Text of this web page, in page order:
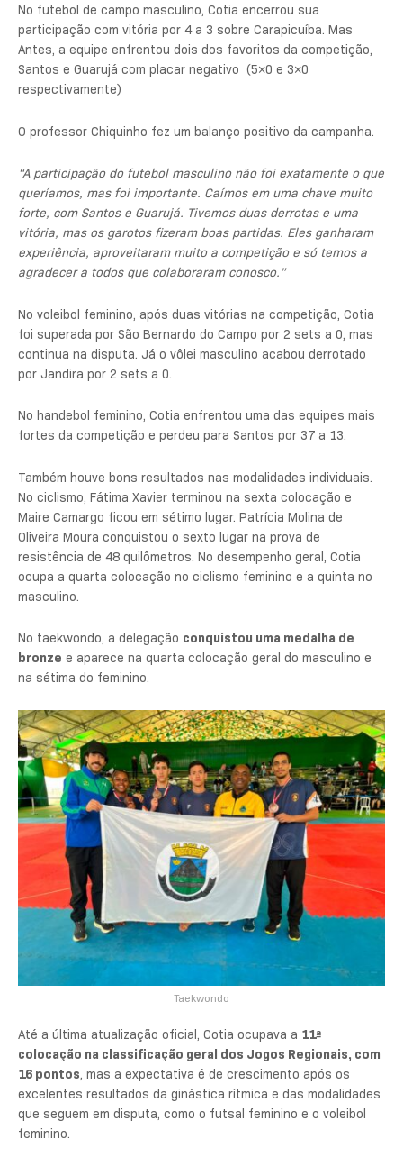
No futebol de campo masculino, Cotia encerrou sua
participação com vitória por 4 a 3 sobre Carapicuíba. Mas
Antes, a equipe enfrentou dois dos favoritos da competição,
Santos e Guarujá com placar negativo (5×0 e 3×0
respectivamente)
O professor Chiquinho fez um balanço positivo da campanha.
“A participação do futebol masculino não foi exatamente o que
queríamos, mas foi importante. Caímos em uma chave muito
forte, com Santos e Guarujá. Tivemos duas derrotas e uma
vitória, mas os garotos fizeram boas partidas. Eles ganharam
experiência, aproveitaram muito a competição e só temos a
agradecer a todos que colaboraram conosco.”
No voleibol feminino, após duas vitórias na competição, Cotia
foi superada por São Bernardo do Campo por 2 sets a 0, mas
continua na disputa. Já o vôlei masculino acabou derrotado
por Jandira por 2 sets a 0.
No handebol feminino, Cotia enfrentou uma das equipes mais
fortes da competição e perdeu para Santos por 37 a 13.
Também houve bons resultados nas modalidades individuais.
No ciclismo, Fátima Xavier terminou na sexta colocação e
Maire Camargo ficou em sétimo lugar. Patrícia Molina de
Oliveira Moura conquistou o sexto lugar na prova de
resistência de 48 quilômetros. No desempenho geral, Cotia
ocupa a quarta colocação no ciclismo feminino e a quinta no
masculino.
No taekwondo, a delegação conquistou uma medalha de
bronze e aparece na quarta colocação geral do masculino e
na sétima do feminino.
Taekwondo
Até a última atualização oficial, Cotia ocupava a 11ª
colocação na classificação geral dos Jogos Regionais, com
16 pontos, mas a expectativa é de crescimento após os
excelentes resultados da ginástica rítmica e das modalidades
que seguem em disputa, como o futsal feminino e o voleibol
feminino.